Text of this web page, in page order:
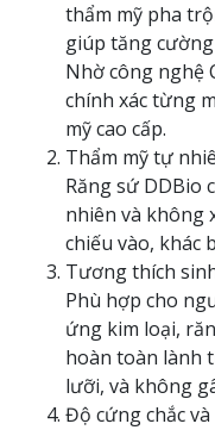
thẩm mỹ pha
giúp tăng
Nhờ công nghệ
chính xác từng
mỹ cao cấp.
Thẩm mỹ tự
Răng sứ DDBio
nhiên và không
chiếu vào, khác
Tương thích
Phù hợp cho
ứng kim loại,
hoàn toàn lành
lưỡi, và không
Độ cứng chắc